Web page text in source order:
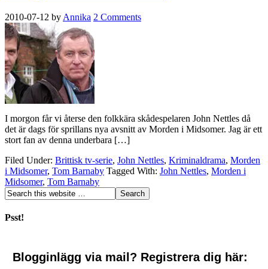
2010-07-12 by Annika 2 Comments
I morgon får vi återse den folkkära skådespelaren John Nettles då
det är dags för sprillans nya avsnitt av Morden i Midsomer. Jag är ett
stort fan av denna underbara […]
Filed Under: Brittisk tv-serie, John Nettles, Kriminaldrama, Morden
i Midsomer, Tom Barnaby Tagged With: John Nettles, Morden i
Midsomer, Tom Barnaby
Psst!
Blogginlägg via mail? Registrera dig här: